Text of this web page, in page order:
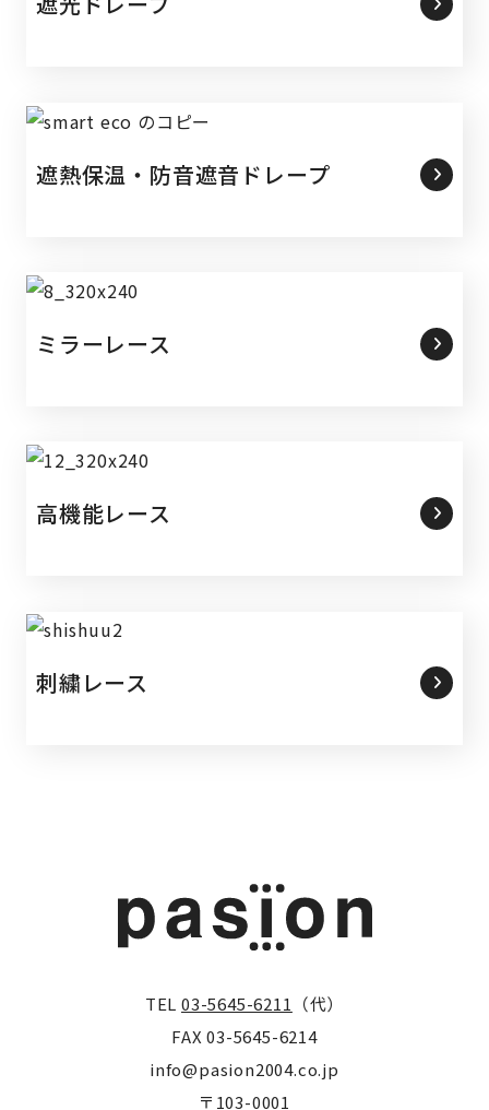
遮熱保温・防音遮音ドレープ
ミラーレース
高機能レース
刺繍レース
TEL03-5645-6211 （代）
FAX 03-5645-6214
info@pasion2004.co.jp
〒103-0001